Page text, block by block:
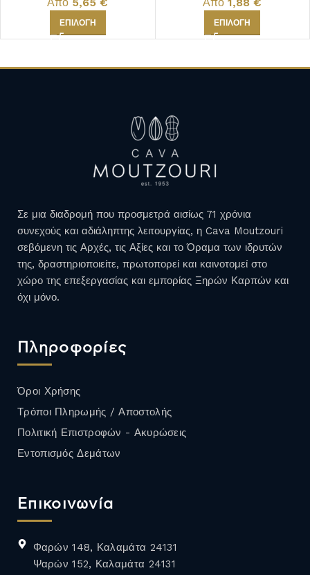
Από 5,65€
ΕΠΙΛΟΓΉ ΕΠΙΛΟΓΉ
Σε μια διαδρομή που προσμετρά αισίως 71 χρόνια
συνεχούς και αδιάληπτης λειτουργίας, η Cava Moutzouri
σεβόμενη τις Αρχές, τις Αξίες και το Όραμα των ιδρυτών
της, δραστηριοποιείτε, πρωτοπορεί και καινοτομεί στο
χώρο της επεξεργασίας και εμπορίας Ξηρών Καρπών και
όχι μόνο.
Πληροφορίες
Όροι Χρήσης
Τρόποι Πληρωμής / Αποστολής
Πολιτική Επιστροφών - Ακυρώσεις
Εντοπισμός Δεμάτων
Επικοινωνία
Φαρών 148, Καλαμάτα 24131
Ψαρών 152, Καλαμάτα 24131